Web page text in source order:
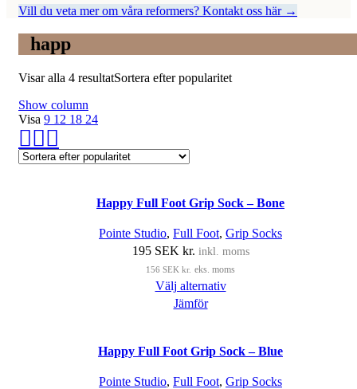
Vill du veta mer om våra reformers? Kontakt oss här →
happ
Visar alla 4 resultatSortera efter popularitet
Show column
Visa 9 12 18 24
Happy Full Foot Grip Sock – Bone
Pointe Studio, Full Foot, Grip Socks
195 SEK kr. inkl. moms
156 SEK kr. eks. moms
Välj alternativ
Jämför
Happy Full Foot Grip Sock – Blue
Pointe Studio, Full Foot, Grip Socks